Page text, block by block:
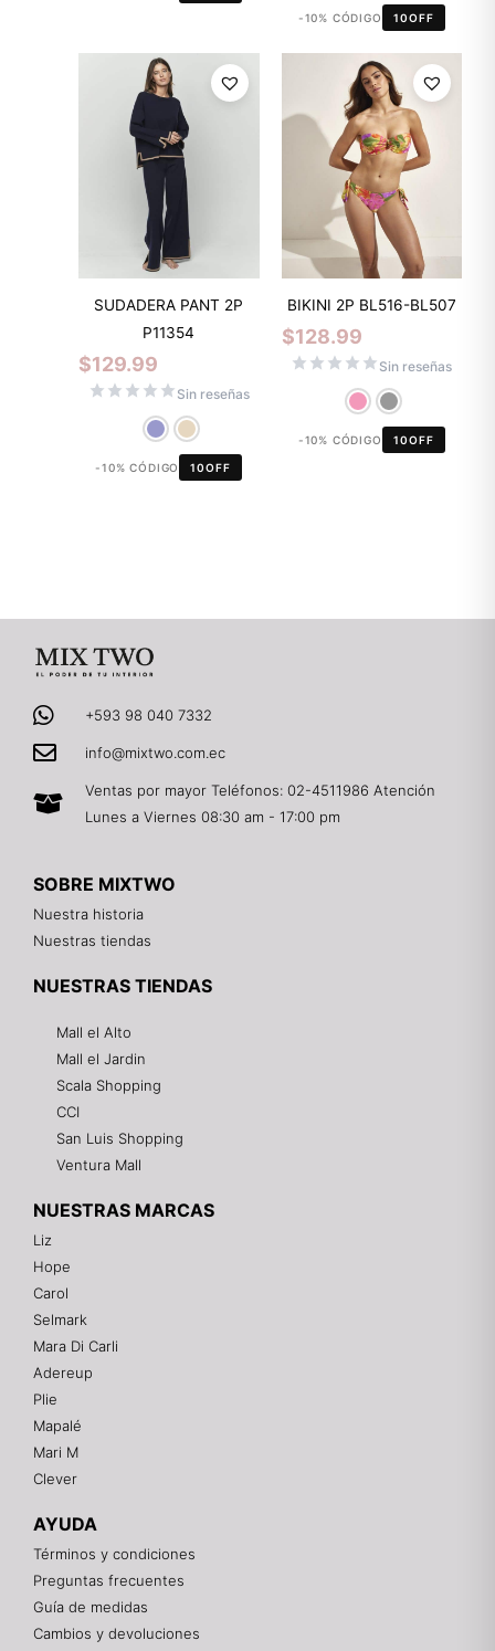
-10% CÓDIGO 10OFF
SUDADERA PANT 2P
P11354
$129.99
Sin reseñas
-10% CÓDIGO 10OFF
BIKINI 2P BL516-BL507
$128.99
Sin reseñas
-10% CÓDIGO 10OFF
+593 98 040 7332
info@mixtwo.com.ec
Ventas por mayor Teléfonos: 02-4511986 Atención
Lunes a Viernes 08:30 am - 17:00 pm
SOBRE MIXTWO
Nuestra historia
Nuestras tiendas
NUESTRAS TIENDAS
Mall el Alto
Mall el Jardin
Scala Shopping
CCI
San Luis Shopping
Ventura Mall
NUESTRAS MARCAS
Liz
Hope
Carol
Selmark
Mara Di Carli
Adereup
Plie
Mapalé
Mari M
Clever
AYUDA
Términos y condiciones
Preguntas frecuentes
Guía de medidas
Cambios y devoluciones
¡Hola! 👋
Gracias por visitarnos. Te asesoramos
personalmente con tu compra: tallas, envíos y
pagos.
Recuerda: 10% de descuento en tu primera compra
Contáctanos por el canal que prefieras 💕
WhatsApp